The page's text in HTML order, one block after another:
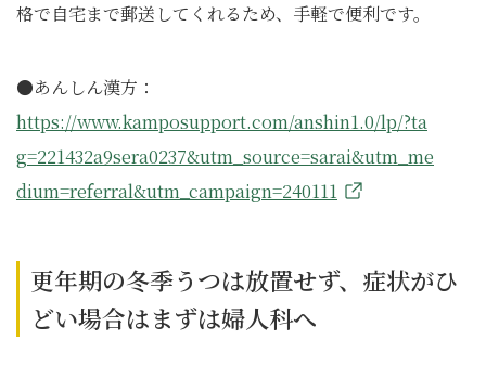
格で自宅まで郵送してくれるため、手軽で便利です。
●あんしん漢方：
https://www.kamposupport.com/anshin1.0/lp/?ta
g=221432a9sera0237&utm_source=sarai&utm_me
dium=referral&utm_campaign=240111
更年期の冬季うつは放置せず、症状がひ
どい場合はまずは婦人科へ